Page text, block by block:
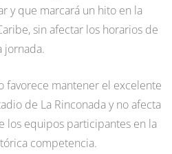
y que marcará un hito en la
sin afectar los horarios de
jornada.
favorece mantener el excelente
de La Rinconada y no afecta
los equipos participantes en la
competencia.